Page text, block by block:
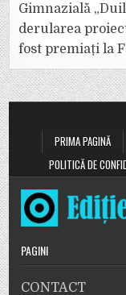
Gimnazială
derularea
fost premiați la
PRIMA PAGINĂ
POLITICĂ DE
PAGINI
CONTACT